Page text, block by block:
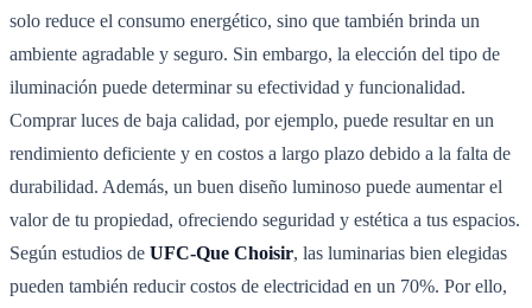
solo reduce el consumo energético, sino que también brinda un
ambiente agradable y seguro. Sin embargo, la elección del tipo de
iluminación puede determinar su efectividad y funcionalidad.
Comprar luces de baja calidad, por ejemplo, puede resultar en un
rendimiento deficiente y en costos a largo plazo debido a la falta de
durabilidad. Además, un buen diseño luminoso puede aumentar el
valor de tu propiedad, ofreciendo seguridad y estética a tus espacios.
Según estudios de UFC-Que Choisir, las luminarias bien elegidas
pueden también reducir costos de electricidad en un 70%. Por ello,